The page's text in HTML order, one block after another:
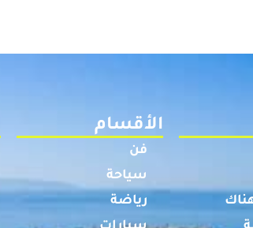
الأقسام
فن
سياحة
رياضة